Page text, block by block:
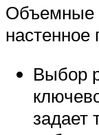
Объемные
настенное
Выбор
задает